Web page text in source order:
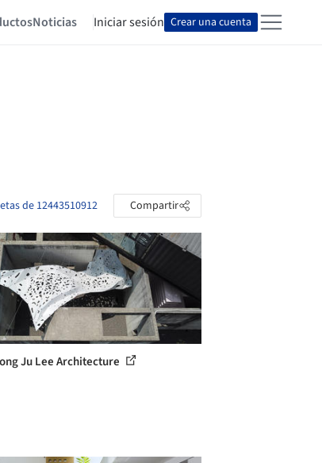
Noticias Iniciar sesión Crear una cuenta
de 12443510912 Compartir
Ju Lee Architecture